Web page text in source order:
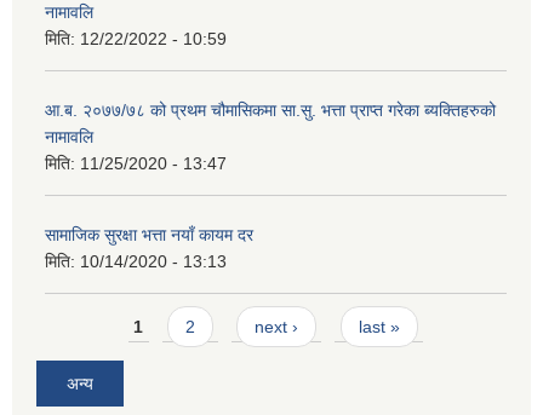
नामावलि
मिति: 12/22/2022 - 10:59
आ.ब. २०७७/७८ को प्रथम चौमासिकमा सा.सु. भत्ता प्राप्त गरेका ब्यक्तिहरुको
नामावलि
मिति: 11/25/2020 - 13:47
सामाजिक सुरक्षा भत्ता नयाँ कायम दर
मिति: 10/14/2020 - 13:13
Pages1 2 next › last »
अन्य